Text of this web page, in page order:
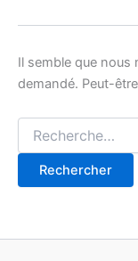
Il semble que
demandé. Peut-
Rechercher :